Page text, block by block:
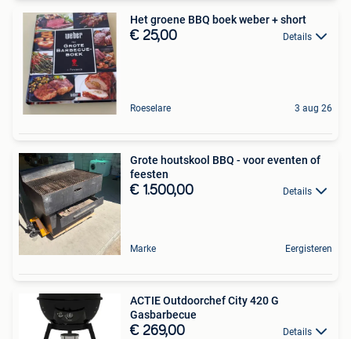
Het groene BBQ boek weber + short
€ 25,00 Details
Roeselare 3 aug 26
Grote houtskool BBQ - voor eventen of
feesten
€ 1.500,00 Details
Marke Eergisteren
ACTIE Outdoorchef City 420 G
Gasbarbecue
€ 269,00 Details